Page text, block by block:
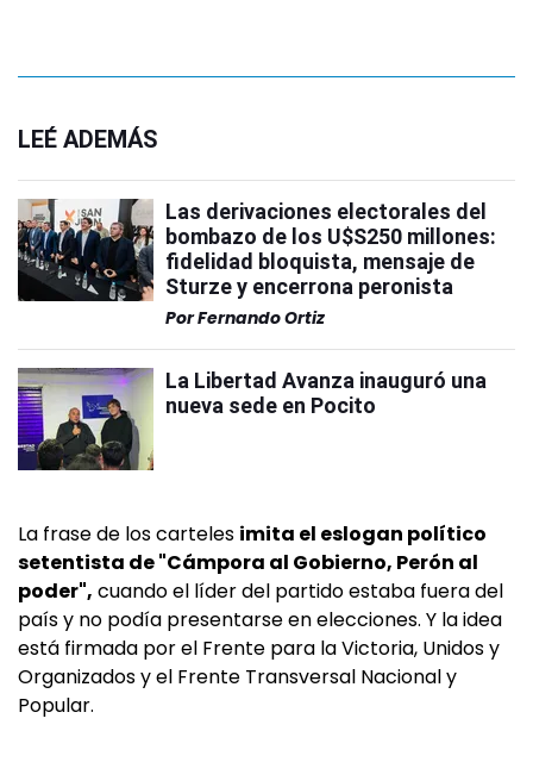
LEÉ ADEMÁS
Las derivaciones electorales del
bombazo de los U$S250 millones:
fidelidad bloquista, mensaje de
Sturze y encerrona peronista
PorFernando Ortiz
La Libertad Avanza inauguró una
nueva sede en Pocito
La frase de los carteles imita el eslogan político
setentista de "Cámpora al Gobierno, Perón al
poder", cuando el líder del partido estaba fuera del
país y no podía presentarse en elecciones. Y la idea
está firmada por el Frente para la Victoria, Unidos y
Organizados y el Frente Transversal Nacional y
Popular.